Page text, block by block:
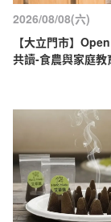
2026/08/08(六)
【大立門市】
共讀-食農與家庭教